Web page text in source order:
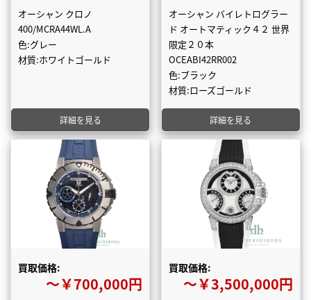
オーシャン クロノ
400/MCRA44WL.A
色:グレー
材質:ホワイトゴールド
詳細を見る
オーシャン バイレトログラー
ド オートマティック４２ 世界
限定２０本
OCEABI42RR002
色:ブラック
材質:ローズゴールド
詳細を見る
買取価格:
〜￥700,000円
買取価格:
〜￥3,500,000円